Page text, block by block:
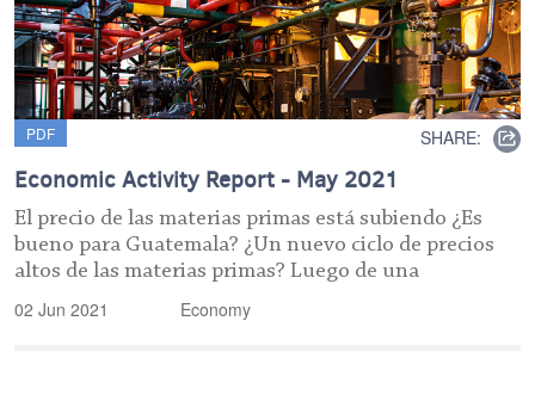
PDF SHARE:
Economic Activity Report - May 2021
El precio de las materias primas está subiendo ¿Es
bueno para Guatemala? ¿Un nuevo ciclo de precios
altos de las materias primas? Luego de una
02 Jun 2021 Economy